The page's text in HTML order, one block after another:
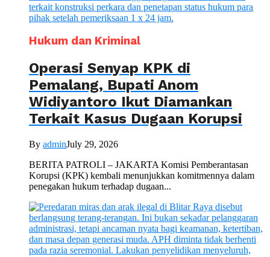
Hukum dan Kriminal
Operasi Senyap KPK di
Pemalang, Bupati Anom
Widiyantoro Ikut Diamankan
Terkait Kasus Dugaan Korupsi
By adminJuly 29, 2026
BERITA PATROLI – JAKARTA Komisi Pemberantasan
Korupsi (KPK) kembali menunjukkan komitmennya dalam
penegakan hukum terhadap dugaan...